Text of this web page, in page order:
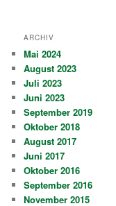
ARCHIV
Mai 2024
August 2023
Juli 2023
Juni 2023
September 2019
Oktober 2018
August 2017
Juni 2017
Oktober 2016
September 2016
November 2015